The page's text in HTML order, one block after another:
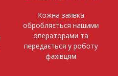
Кожна заявка
обробляється нашими
операторами та
передається у роботу
фахівцям